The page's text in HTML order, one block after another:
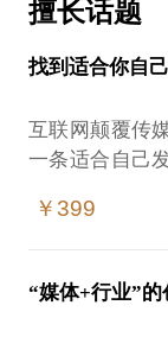
擅长话题
找到适合你自
互联网颠覆传
一条适合自己
足，也不知道
助。
我有13年媒体
￥399
“媒体+行业”